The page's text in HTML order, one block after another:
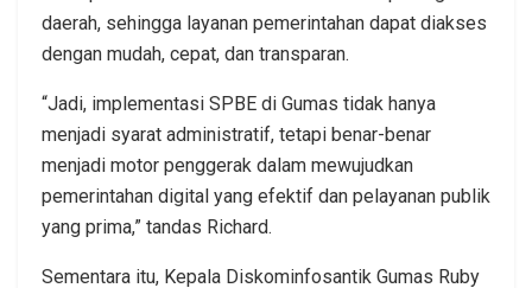
daerah, sehingga layanan pemerintahan dapat diakses
dengan mudah, cepat, dan transparan.
“Jadi, implementasi SPBE di Gumas tidak hanya
menjadi syarat administratif, tetapi benar-benar
menjadi motor penggerak dalam mewujudkan
pemerintahan digital yang efektif dan pelayanan publik
yang prima,” tandas Richard.
Sementara itu, Kepala Diskominfosantik Gumas Ruby